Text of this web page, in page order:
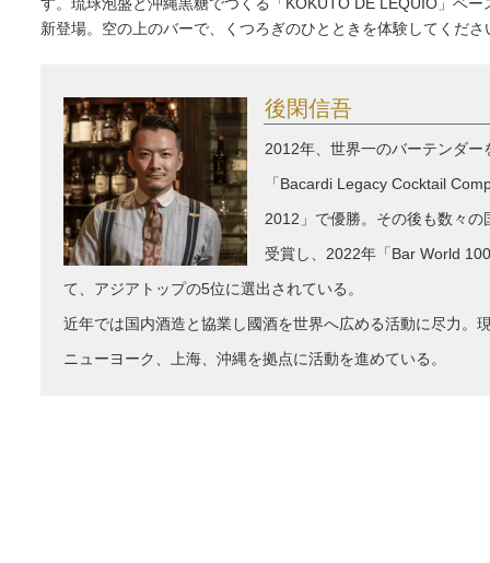
新登場。空の上のバーで、くつろぎのひとときを体験してくださ
後閑信吾
2012年、世界一のバーテンダー
「Bacardi Legacy Cocktail
2012」で優勝。その後も数々の
受賞し、2022年「Bar World
て、アジアトップの5位に選出されている。
近年では国内酒造と協業し國酒を世界へ広める活動に尽力。
ニューヨーク、上海、沖縄を拠点に活動を進めている。